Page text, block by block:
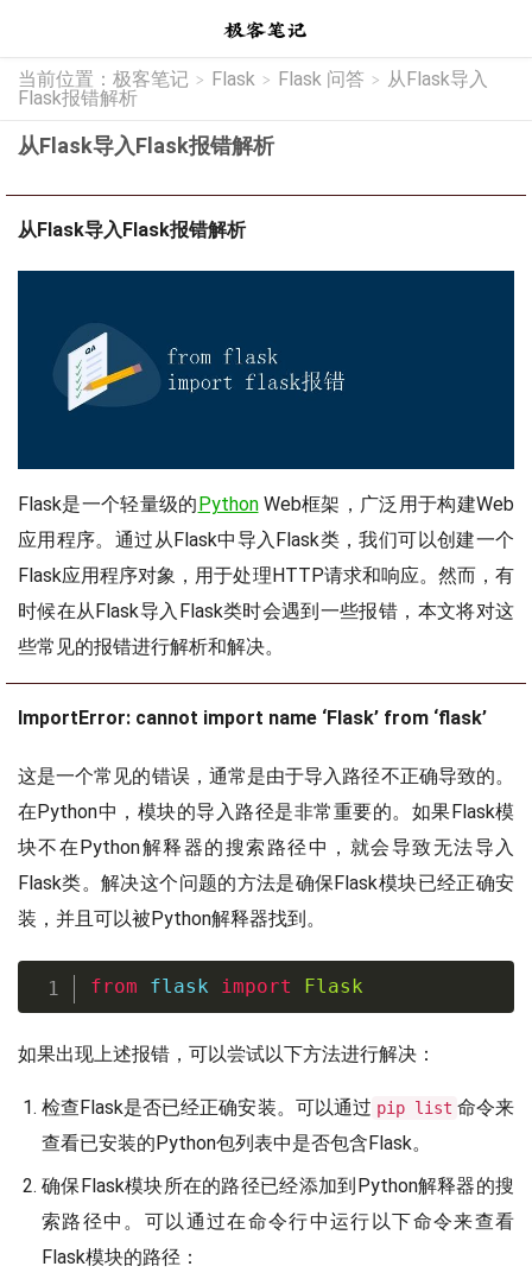
当前位置： 极客笔记 > Flask > Flask 问答 > 从Flask导入
Flask报错解析
从Flask导入Flask报错解析
从Flask导入Flask报错解析
Flask是一个轻量级的 PythonWeb框架，广泛用于构建Web
应用程序。通过从Flask中导入Flask类，我们可以创建一个
Flask应用程序对象，用于处理HTTP请求和响应。然而，有
时候在从Flask导入Flask类时会遇到一些报错，本文将对这
些常见的报错进行解析和解决。
ImportError: cannot import name ‘Flask’ from ‘flask’
这是一个常见的错误，通常是由于导入路径不正确导致的。
在Python中，模块的导入路径是非常重要的。如果Flask模
块不在Python解释器的搜索路径中，就会导致无法导入
Flask类。解决这个问题的方法是确保Flask模块已经正确安
装，并且可以被Python解释器找到。
from flask import Flask
如果出现上述报错，可以尝试以下方法进行解决：
检查Flask是否已经正确安装。可以通过 pip list 命令来
查看已安装的Python包列表中是否包含Flask。
确保Flask模块所在的路径已经添加到Python解释器的搜
索路径中。可以通过在命令行中运行以下命令来查看
Flask模块的路径：